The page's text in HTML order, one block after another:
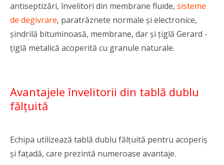
antiseptizări, învelitori din membrane fluide, sisteme
de degivrare, paratrăznete normale și electronice,
șindrilă bituminoasă, membrane, dar și țiglă Gerard -
țiglă metalică acoperită cu granule naturale.
Avantajele învelitorii din tablă dublu
fălţuită
Echipa utilizează tablă dublu fălțuită pentru acoperiș
și fațadă, care prezintă numeroase avantaje.